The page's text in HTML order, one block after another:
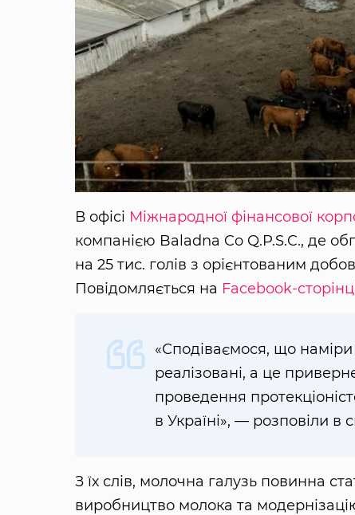
В офісі Міжнародної фінансової
компанією Baladna Co Q.P.S.C., де
на 25 тис. голів з орієнтованим
Повідомляється на Facebook-
«Сподіваємося, що
реалізовані, а це
проведення
в Україні», — розповіли в
З їх слів, молочна галузь повинна
виробництво молока та